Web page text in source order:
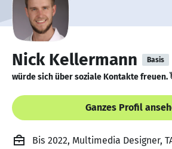
Nick Kellermann Basis
würde sich über soziale Kontakte freuen.
Ganzes Profil
Bis 2022, Multimedia Designer,